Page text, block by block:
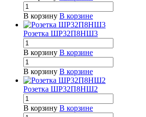
В корзину В корзине
Розетка ШР32П8НШ3
В корзину В корзине
В корзину В корзине
Розетка ШР32П8НШ2
В корзину В корзине